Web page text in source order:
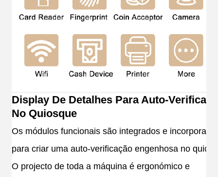
Display De Detalhes Para Auto-
No Quiosque
Os módulos funcionais são integrados e
para criar uma auto-verificação engenhosa no
O projecto de toda a máquina é ergonómico e